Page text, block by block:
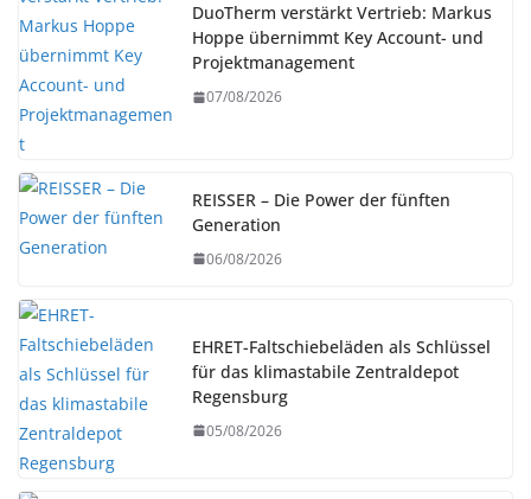
DuoTherm verstärkt Vertrieb: Markus
Hoppe übernimmt Key Account- und
Projektmanagement
07/08/2026
REISSER – Die Power der fünften
Generation
06/08/2026
EHRET-Faltschiebeläden als Schlüssel
für das klimastabile Zentraldepot
Regensburg
05/08/2026